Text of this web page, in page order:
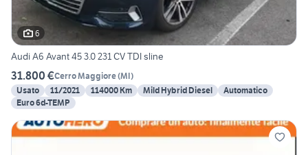
6
Audi A6 Avant 45 3.0 231 CV TDI sline
31.800 €Cerro Maggiore(MI)
Usato
11/2021 114000 Km Mild Hybrid Diesel
Automatico
Euro 6d-TEMP